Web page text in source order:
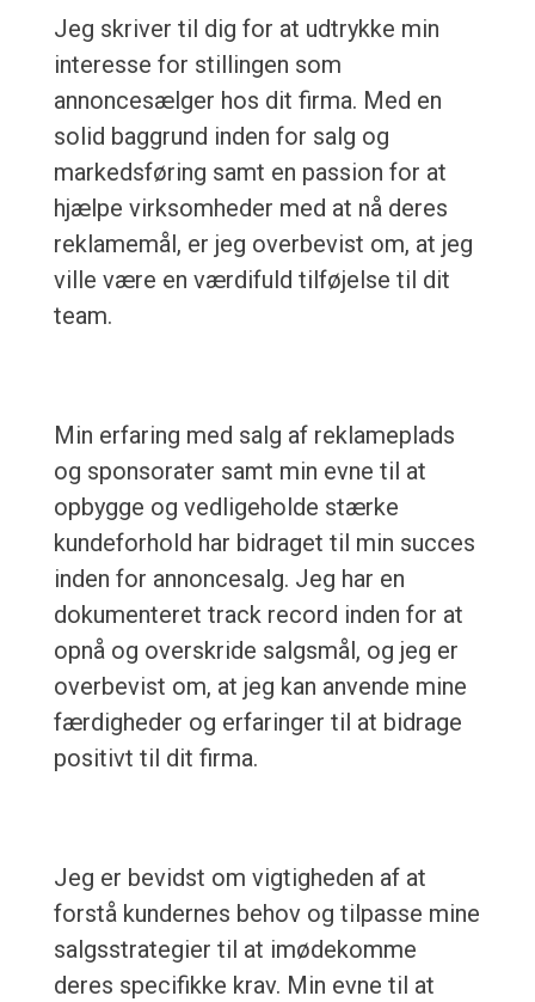
Jeg skriver til dig for at udtrykke min
interesse for stillingen som
annoncesælger hos dit firma. Med en
solid baggrund inden for salg og
markedsføring samt en passion for at
hjælpe virksomheder med at nå deres
reklamemål, er jeg overbevist om, at jeg
ville være en værdifuld tilføjelse til dit
team.
Min erfaring med salg af reklameplads
og sponsorater samt min evne til at
opbygge og vedligeholde stærke
kundeforhold har bidraget til min succes
inden for annoncesalg. Jeg har en
dokumenteret track record inden for at
opnå og overskride salgsmål, og jeg er
overbevist om, at jeg kan anvende mine
færdigheder og erfaringer til at bidrage
positivt til dit firma.
Jeg er bevidst om vigtigheden af at
forstå kundernes behov og tilpasse mine
salgsstrategier til at imødekomme
deres specifikke krav. Min evne til at